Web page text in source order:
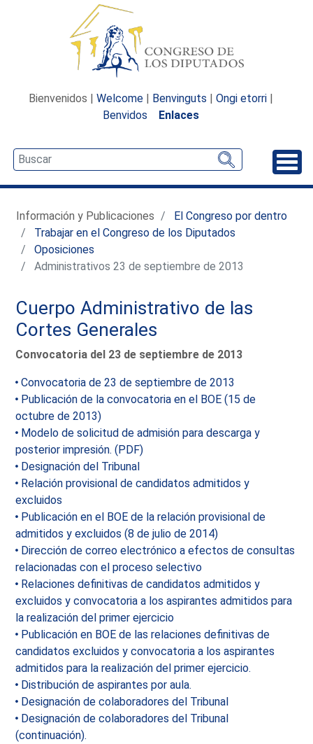
Bienvenidos | Welcome | Benvinguts | Ongi etorri |
Benvidos
Enlaces
Información y Publicaciones
El Congreso por dentro
Trabajar en el Congreso de los Diputados
Oposiciones
Administrativos 23 de septiembre de 2013
Cuerpo Administrativo de las
Cortes Generales
Convocatoria del 23 de septiembre de 2013
Convocatoria de 23 de septiembre de 2013
Publicación de la convocatoria en el BOE (15 de
octubre de 2013)
Modelo de solicitud de admisión para descarga y
posterior impresión. (PDF)
Designación del Tribunal
Relación provisional de candidatos admitidos y
excluidos
Publicación en el BOE de la relación provisional de
admitidos y excluidos (8 de julio de 2014)
Dirección de correo electrónico a efectos de consultas
relacionadas con el proceso selectivo
Relaciones definitivas de candidatos admitidos y
excluidos y convocatoria a los aspirantes admitidos para
la realización del primer ejercicio
Publicación en BOE de las relaciones definitivas de
candidatos excluidos y convocatoria a los aspirantes
admitidos para la realización del primer ejercicio.
Distribución de aspirantes por aula.
Designación de colaboradores del Tribunal
Designación de colaboradores del Tribunal
(continuación).